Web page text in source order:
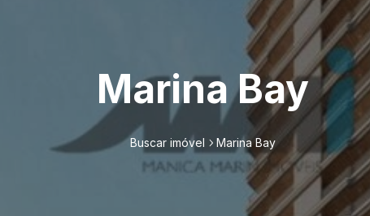
Marina Bay
Buscar imóvel Marina Bay